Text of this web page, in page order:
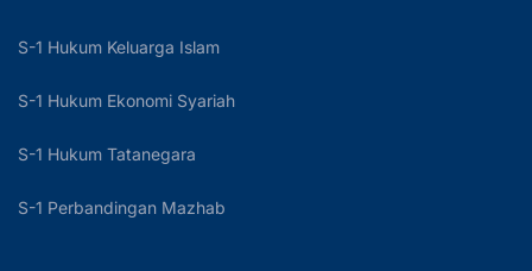
S-1 Hukum Keluarga Islam
S-1 Hukum Ekonomi Syariah
S-1 Hukum Tatanegara
S-1 Perbandingan Mazhab